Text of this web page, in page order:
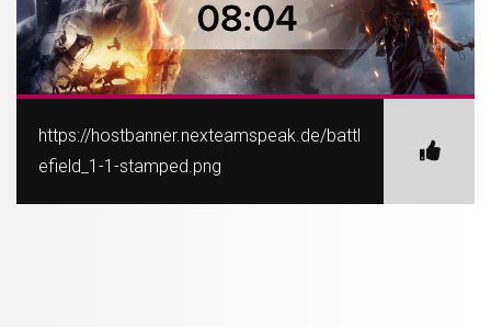
https://hostbanner.nexteamspeak.de/battl
efield_1-1-stamped.png